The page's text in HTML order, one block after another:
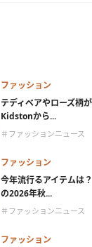
ファッション
テディベアやローズ柄
Kidstonから...
＃ファッションニュース
ファッション
今年流行るアイテムは
の2026年秋...
＃ファッションニュース
ファッション